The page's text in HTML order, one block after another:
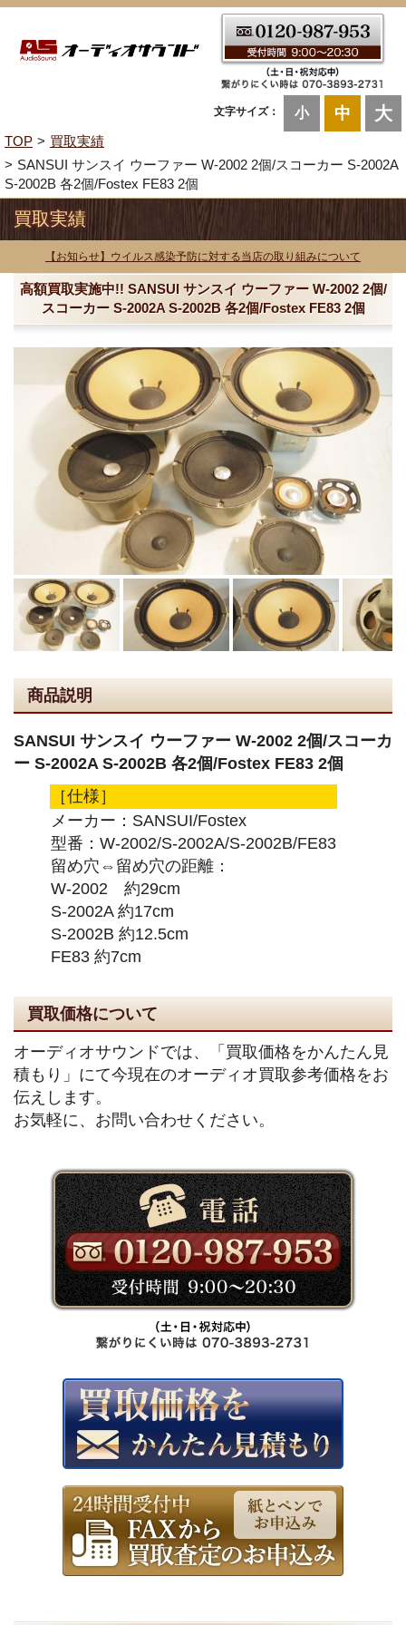
文字サイズ： 小 中 大
TOP
買取実績
SANSUI サンスイ ウーファー W-2002 2個/スコーカー S-2002A
S-2002B 各2個/Fostex FE83 2個
買取実績
【お知らせ】ウイルス感染予防に対する当店の取り組みについて
高額買取実施中!! SANSUI サンスイ ウーファー W-2002 2個/
スコーカー S-2002A S-2002B 各2個/Fostex FE83 2個
商品説明
SANSUI サンスイ ウーファー W-2002 2個/スコーカ
ー S-2002A S-2002B 各2個/Fostex FE83 2個
［仕様］
メーカー：SANSUI/Fostex
型番：W-2002/S-2002A/S-2002B/FE83
留め穴⇔留め穴の距離：
W-2002 約29cm
S-2002A 約17cm
S-2002B 約12.5cm
FE83 約7cm
買取価格について
オーディオサウンドでは、「買取価格をかんたん見
積もり」にて今現在のオーディオ買取参考価格をお
伝えします。
お気軽に、お問い合わせください。